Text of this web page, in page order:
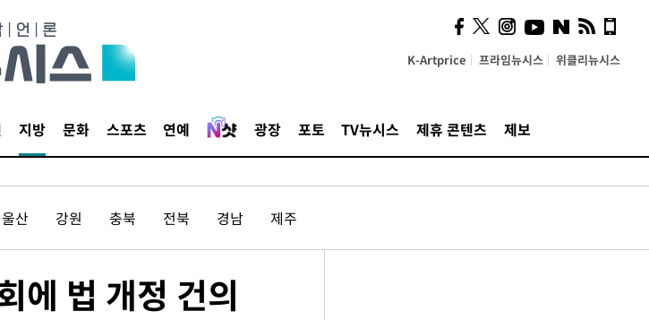
K-Artprice 프라임뉴시스 위클리뉴시스
지방 문화 스포츠 연예 광장 포토 TV뉴시스 제휴 콘텐츠 제보
울산 강원 충북 전북 경남 제주
에 법 개정 건의
사이 해답 찾았죠"…알을
깨고 나온 '초자아'